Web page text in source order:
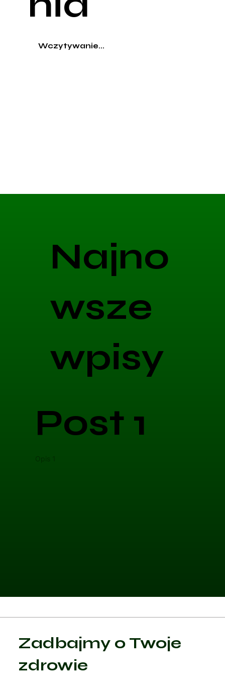
Wczytywanie...
Najno
wsze
wpisy
Post 1
Opis 1
Zadbajmy o Twoje
zdrowie